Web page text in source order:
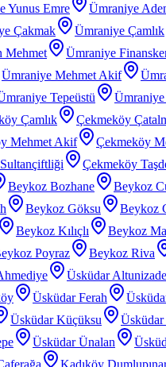
Yunus Emre Ümraniye
Çakmak Ümraniye Çamlık
Mehmet Ümraniye
Ümraniye Mehmet Akif
Tepeüstü Ümraniye
Çamlık Çekmeköy
Mehmet Akif Çekmeköy
Çekmeköy
Beykoz Bozhane Beykoz
Beykoz Göksu Beykoz
Beykoz Kılıçlı Beykoz
Poyraz Beykoz Riva
Üsküdar Altunizade
Üsküdar Ferah
Üsküdar Küçüksu
Üsküdar Ünalan
Kadıköy